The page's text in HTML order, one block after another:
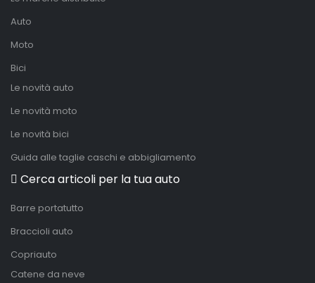
Auto
Moto
Bici
Le novità auto
Le novità moto
Le novità bici
Guida alle taglie caschi e abbigliamento
Cerca articoli per la tua auto
Barre portatutto
Braccioli auto
Copriauto
Catene da neve